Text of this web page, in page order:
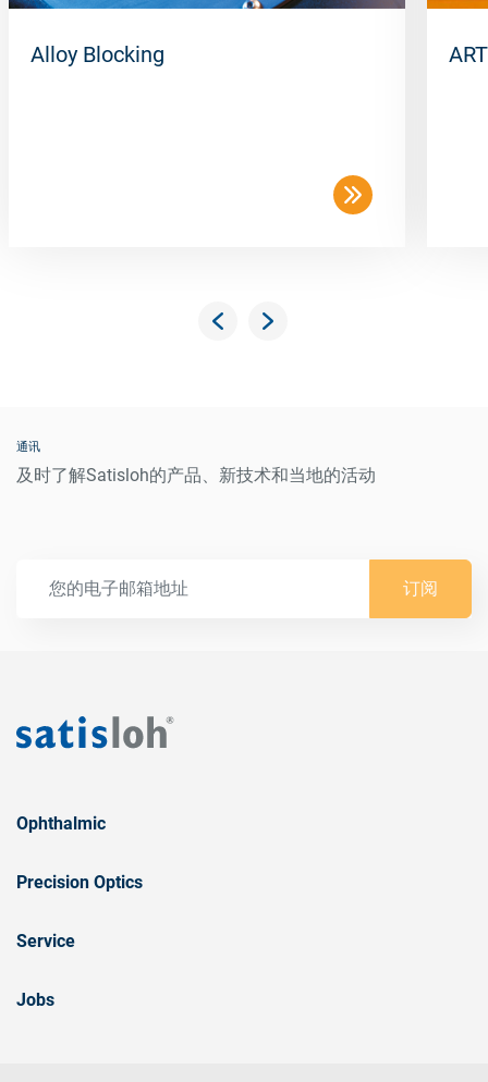
Alloy Blocking
通讯
及时了解Satisloh的产品、新技术和当地的活动
订阅
Ophthalmic
Precision Optics
Service
Jobs